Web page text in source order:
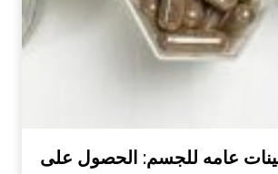
عامه للجسم: الحصول على